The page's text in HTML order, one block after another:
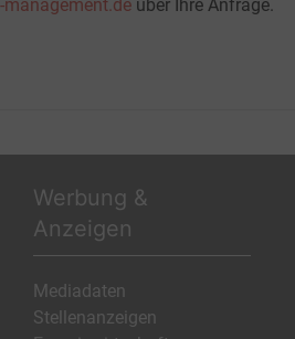
management.de über Ihre Anfrage.
Werbung &
Anzeigen
Mediadaten
Stellenanzeigen